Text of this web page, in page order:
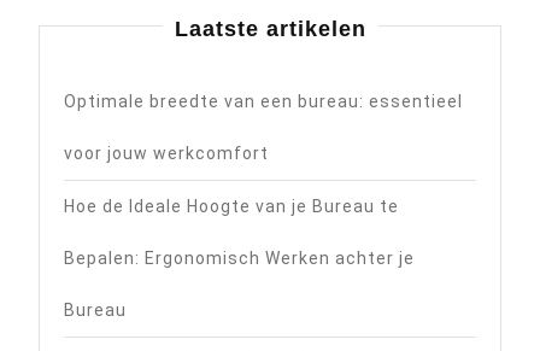
Laatste artikelen
Optimale breedte van een bureau: essentieel
voor jouw werkcomfort
Hoe de Ideale Hoogte van je Bureau te
Bepalen: Ergonomisch Werken achter je
Bureau